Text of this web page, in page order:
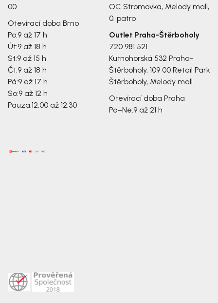
00
Otevírací doba Brno
Po:9 až 17 h
Út:9 až 18 h
St:9 až 15 h
Čt:9 až 18 h
Pá:9 až 17 h
So:9 až 12 h
Pauza:12:00 až 12:30
OC Stromovka, Melody mall,
0. patro
Outlet Praha-Štěrboholy
720 981 521
Kutnohorská 532 Praha-
Štěrboholy, 109 00 Retail Park
Štěrboholy, Melody mall
Otevírací doba Praha
Po–Ne:9 až 21 h